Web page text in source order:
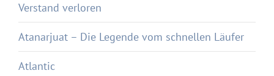
Verstand verloren
Atanarjuat – Die Legende vom schnellen Läufer
Atlantic